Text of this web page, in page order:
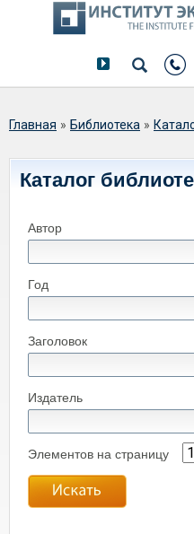
Вы здесь
Главная » Библиотека »
Каталог
Автор
Год
Заголовок
Издатель
Элементов на страницу